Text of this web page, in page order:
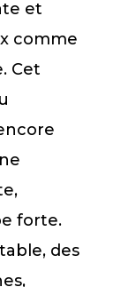
et
comme
Cet
forte.
des